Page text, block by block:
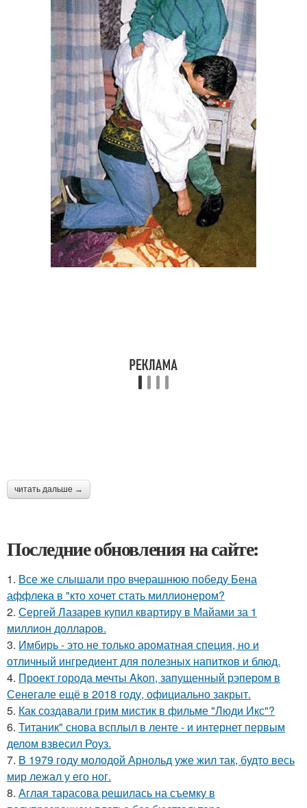
читать дальше →
Последние обновления на сайте:
1. Все же слышали про вчерашнюю победу Бена
аффлека в "кто хочет стать миллионером?
2. Сергей Лазарев купил квартиру в Майами за 1
миллион долларов.
3. Имбирь - это не только ароматная специя, но и
отличный ингредиент для полезных напитков и блюд.
4. Проект города мечты Akon, запущенный рэпером в
Сенегале ещё в 2018 году, официально закрыт.
5. Как создавали грим мистик в фильме "Люди Икс"?
6. Титаник" снова всплыл в ленте - и интернет первым
делом взвесил Роуз.
7. В 1979 году молодой Арнольд уже жил так, будто весь
мир лежал у его ног.
8. Аглая тарасова решилась на съемку в